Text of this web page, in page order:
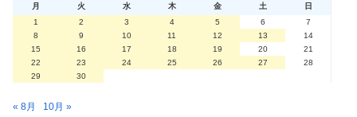
月 火 水 木 金 土
日
1
2 3 4 5 6
7
8
9 10 11 12 13
14
15
16 17 18 19 20
21
22
23 24 25 26 27
28
29
30
« 8月 10月 »